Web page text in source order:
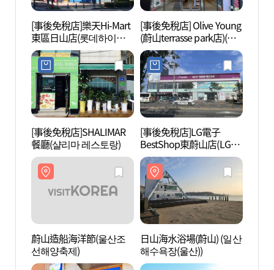
[事後免稅店]樂天Hi-Mart
東區日山店(롯데하이마
트 동구일산점)
[事後免稅店] Olive Young
(蔚山terrasse park店)(올
리브영 울산테라스파크
점)
[事後免稅店]SHALIMAR
餐廳(샬리마 레스토랑)
[事後免稅店]LG電子
BestShop東蔚山店(LG전
자 베스트샵 동울산점)
蔚山造船海洋節(울산조
선해양축제)
日山海水浴場(蔚山) (일산
해수욕장(울산))